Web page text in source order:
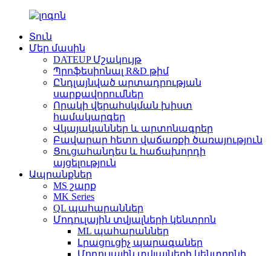
Տուն
Մեր մասին
DATEUP Մշակույթ
Պրոֆեսիոնալ R&D թիմ
Ընդլայնված արտադրության
սարքավորումներ
Որակի վերահսկման խիստ
համակարգեր
Վկայականներ և արտոնագրեր
Բավարար հետո վաճառքի ծառայություն
Ցուցահանդես և հաճախորդի
այցելություն
Ապրանքներ
MS շարք
MK Series
QL պահարաններ
Մոդուլային տվյալների կենտրոն
ML պահարաններ
Լրացուցիչ պարագաներ
Մոդուլային տվյալների կենտրոնի